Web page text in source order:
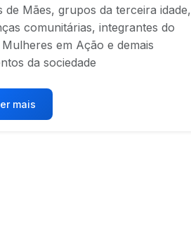
de Mães, grupos da terceira idade,
comunitárias, integrantes do
em Ação e demais
da sociedade
mais